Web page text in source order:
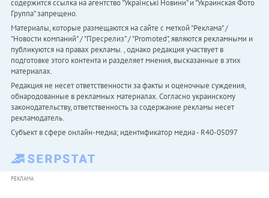
содержится ссылка на агентство "Українськi Новини" и "Украинская Фото
Группа" запрещено.
Материалы, которые размещаются на сайте с меткой "Реклама" /
"Новости компаний" / "Пресрелиз" / "Promoted", являются рекламными и
публикуются на правах рекламы. , однако редакция участвует в
подготовке этого контента и разделяет мнения, высказанные в этих
материалах.
Редакция не несет ответственности за факты и оценочные суждения,
обнародованные в рекламных материалах. Согласно украинскому
законодательству, ответственность за содержание рекламы несет
рекламодатель.
Субъект в сфере онлайн-медиа; идентификатор медиа - R40-05097
РЕКЛАМА